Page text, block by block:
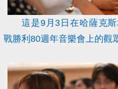
這是9月3日在哈薩克
戰勝利80週年音樂會上的觀